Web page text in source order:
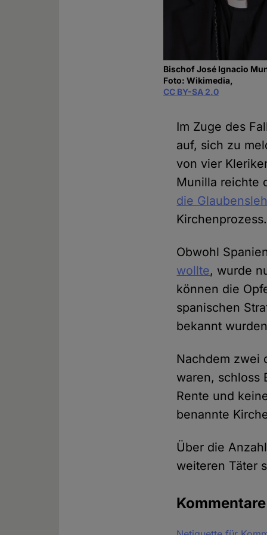
Bischof José Ignacio
Foto: Wikimedia,
CC BY-SA 2.0
Im Zuge des
auf, sich zu
von vier
Munilla reichte
die
Kirchenprozess.
Obwohl
wollte, wurde
können die
spanischen
bekannt
Nachdem zwei
waren, schloss
Rente und
benannte
Über die
weiteren Täter
Kommentare